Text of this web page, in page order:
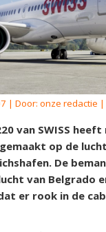
| Door: onze redactie |
van SWISS
op de
De
van Belgrado
er rook in de